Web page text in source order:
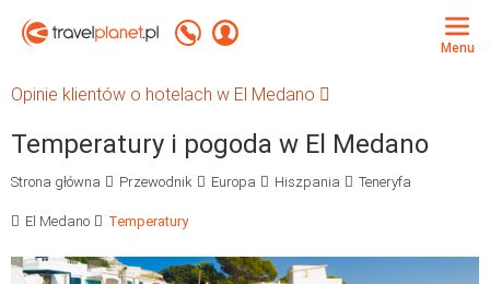
Travelplanet.pl
Zadzwoń +48 71 771 76 55
Zaloguj się
Menu
Opinie klientów o hotelach w El Medano
Temperatury i pogoda w El Medano
Strona główna Przewodnik Europa Hiszpania Teneryfa
El Medano Temperatury